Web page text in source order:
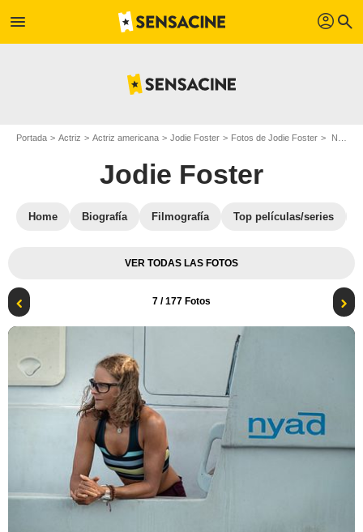
menu profil search
Portada Actriz Actriz americana Jodie Foster Fotos de Jodie Foster Nyad : Foto Jodie Foster
Jodie Foster
Home Biografía Filmografía Top películas/series
VER TODAS LAS FOTOS
7 / 177 Fotos